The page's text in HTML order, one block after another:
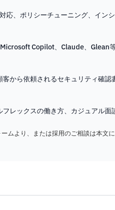
応、ポリシーチューニング、イン
Copilot、Claude、Glean
客から依頼されるセキュリティ確認
レックスの働き方、カジュアル面
ムより、または採用のご相談は本文